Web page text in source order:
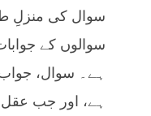
سوال کی منزلِ
سوالوں کے
ہے۔ سوال،
ہے، اور جب